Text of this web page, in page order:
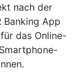
nach der
Banking App
das Online-